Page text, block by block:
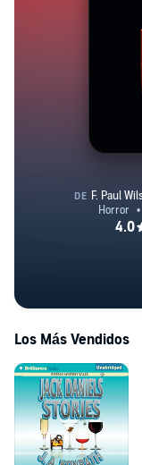
Los Más Vendidos